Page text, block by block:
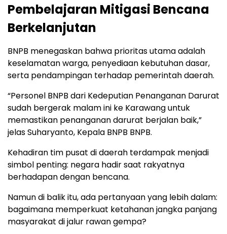
Pembelajaran Mitigasi Bencana
Berkelanjutan
BNPB menegaskan bahwa prioritas utama adalah
keselamatan warga, penyediaan kebutuhan dasar,
serta pendampingan terhadap pemerintah daerah.
“Personel BNPB dari Kedeputian Penanganan Darurat
sudah bergerak malam ini ke Karawang untuk
memastikan penanganan darurat berjalan baik,”
jelas Suharyanto, Kepala BNPB BNPB.
Kehadiran tim pusat di daerah terdampak menjadi
simbol penting: negara hadir saat rakyatnya
berhadapan dengan bencana.
Namun di balik itu, ada pertanyaan yang lebih dalam:
bagaimana memperkuat ketahanan jangka panjang
masyarakat di jalur rawan gempa?